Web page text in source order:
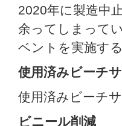
2020年に製造中
余ってしまって
ベントを実施す
使用済みビーチ
使用済みビーチ
ビニール削減